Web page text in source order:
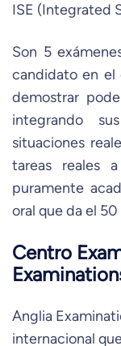
ISE (Integrated
Son 5
candidato en
demostrar
integrando
situaciones
tareas reales
puramente
oral que da el
Centro
Anglia
internacional